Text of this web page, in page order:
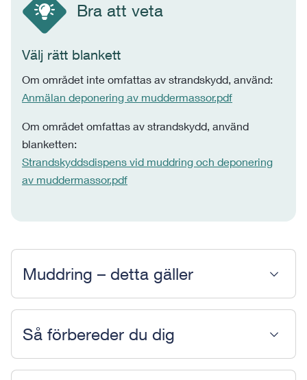
Bra att veta
Välj rätt blankett
Om området inte omfattas av strandskydd, använd:
Anmälan deponering av muddermassor.pdf
Om området omfattas av strandskydd, använd
blanketten:
Strandskyddsdispens vid muddring och deponering
av muddermassor.pdf
Muddring – detta gäller
Så förbereder du dig